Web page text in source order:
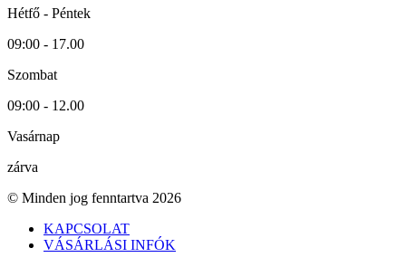
Hétfő - Péntek
09:00 - 17.00
Szombat
09:00 - 12.00
Vasárnap
zárva
© Minden jog fenntartva 2026
KAPCSOLAT
VÁSÁRLÁSI INFÓK